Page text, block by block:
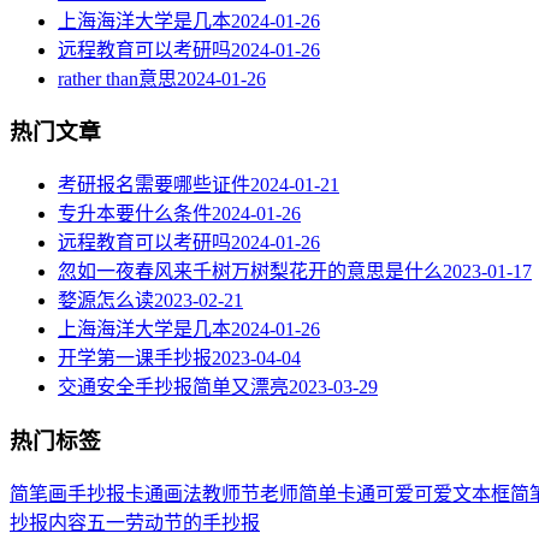
上海海洋大学是几本2024-01-26
远程教育可以考研吗2024-01-26
rather than意思2024-01-26
热门文章
考研报名需要哪些证件2024-01-21
专升本要什么条件2024-01-26
远程教育可以考研吗2024-01-26
忽如一夜春风来千树万树梨花开的意思是什么2023-01-17
婺源怎么读2023-02-21
上海海洋大学是几本2024-01-26
开学第一课手抄报2023-04-04
交通安全手抄报简单又漂亮2023-03-29
热门标签
简笔画手抄报卡通画法教师节老师简单卡通可爱可爱文本框简
抄报内容五一劳动节的手抄报